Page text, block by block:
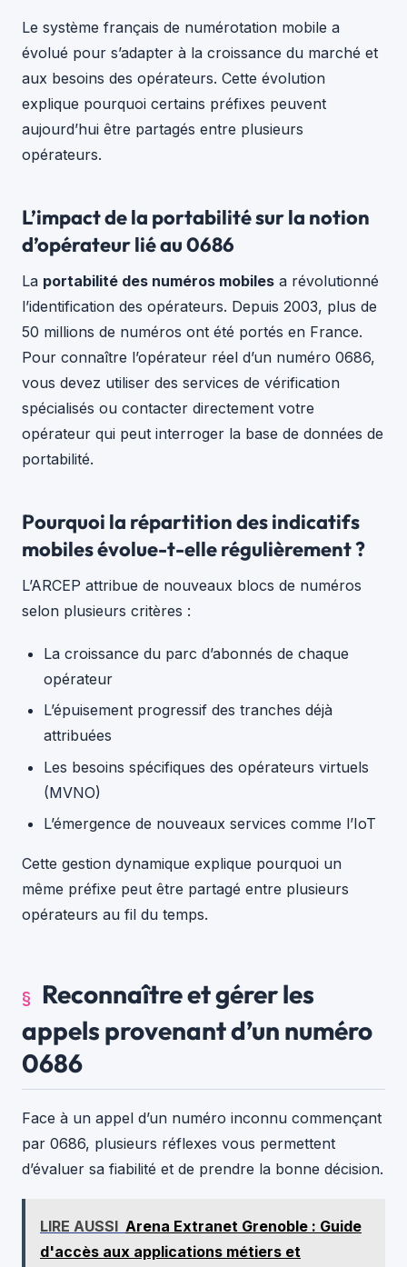
Le système français de numérotation mobile a
évolué pour s’adapter à la croissance du marché et
aux besoins des opérateurs. Cette évolution
explique pourquoi certains préfixes peuvent
aujourd’hui être partagés entre plusieurs
opérateurs.
L’impact de la portabilité sur la notion
d’opérateur lié au 0686
La portabilité des numéros mobiles a révolutionné
l’identification des opérateurs. Depuis 2003, plus de
50 millions de numéros ont été portés en France.
Pour connaître l’opérateur réel d’un numéro 0686,
vous devez utiliser des services de vérification
spécialisés ou contacter directement votre
opérateur qui peut interroger la base de données de
portabilité.
Pourquoi la répartition des indicatifs
mobiles évolue-t-elle régulièrement ?
L’ARCEP attribue de nouveaux blocs de numéros
selon plusieurs critères :
La croissance du parc d’abonnés de chaque
opérateur
L’épuisement progressif des tranches déjà
attribuées
Les besoins spécifiques des opérateurs virtuels
(MVNO)
L’émergence de nouveaux services comme l’IoT
Cette gestion dynamique explique pourquoi un
même préfixe peut être partagé entre plusieurs
opérateurs au fil du temps.
Reconnaître et gérer les
appels provenant d’un numéro
0686
Face à un appel d’un numéro inconnu commençant
par 0686, plusieurs réflexes vous permettent
d’évaluer sa fiabilité et de prendre la bonne décision.
LIRE AUSSI Arena Extranet Grenoble : Guide
d'accès aux applications métiers et